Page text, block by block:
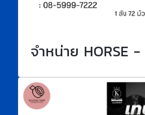
จำหน่าย HORSE -